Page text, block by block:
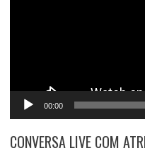
00:00
CONVERSA LIVE COM